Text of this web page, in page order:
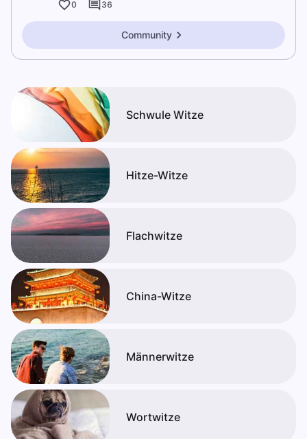
0 36
Community
Schwule Witze
Hitze-Witze
Flachwitze
China-Witze
Männerwitze
Wortwitze